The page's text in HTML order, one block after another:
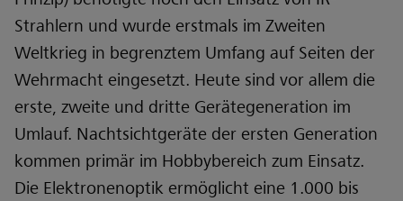
Strahlern und wurde erstmals im Zweiten
Weltkrieg in begrenztem Umfang auf Seiten der
Wehrmacht eingesetzt. Heute sind vor allem die
erste, zweite und dritte Gerätegeneration im
Umlauf. Nachtsichtgeräte der ersten Generation
kommen primär im Hobbybereich zum Einsatz.
Die Elektronenoptik ermöglicht eine 1.000 bis